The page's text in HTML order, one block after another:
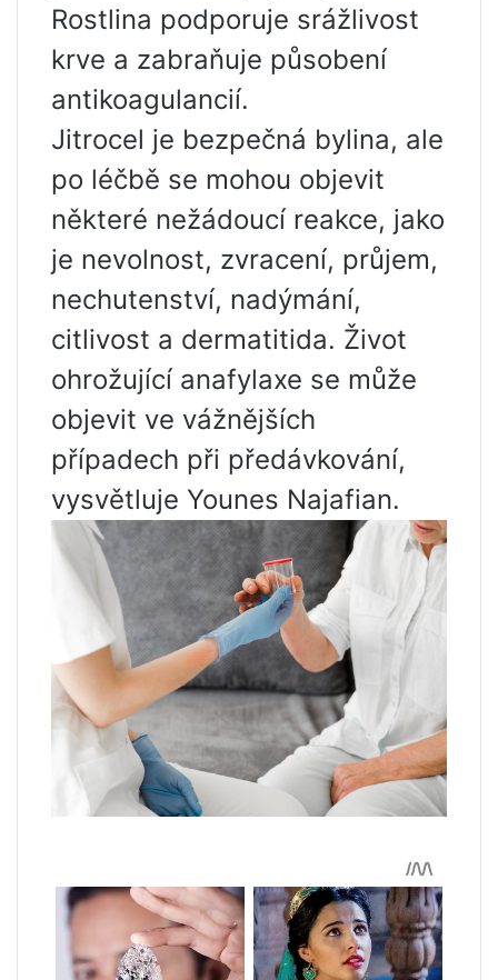
Rostlina podporuje srážlivost
krve a zabraňuje působení
antikoagulancií.
Jitrocel je bezpečná bylina, ale
po léčbě se mohou objevit
některé nežádoucí reakce, jako
je nevolnost, zvracení, průjem,
nechutenství, nadýmání,
citlivost a dermatitida. Život
ohrožující anafylaxe se může
objevit ve vážnějších
případech při předávkování,
vysvětluje Younes Najafian.